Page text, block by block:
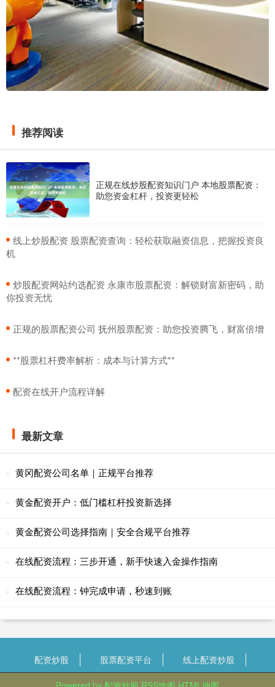
推荐阅读
正规在线炒股配资知识门户 本地股票配资：
助您资金杠杆，投资更轻松
​线上炒股配资 股票配资查询：轻松获取融资信息，把握投资良
机
​炒股配资网站约选配资 永康市股票配资：解锁财富新密码，助
你投资无忧
​正规的股票配资公司 抚州股票配资：助您投资腾飞，财富倍增
​**股票杠杆费率解析：成本与计算方式**
​配资在线开户流程详解
最新文章
黄冈配资公司名单｜正规平台推荐
黄金配资开户：低门槛杠杆投资新选择
黄金配资公司选择指南｜安全合规平台推荐
在线配资流程：三步开通，新手快速入金操作指南
在线配资流程：钟完成申请，秒速到账
配资炒股 股票配资平台 线上配资炒股